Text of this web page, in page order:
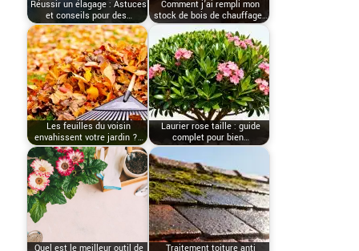
Réussir un élagage : Astuces
et conseils pour des…
Comment j’ai rempli mon
stock de bois de chauffage…
Les feuilles du voisin
envahissent votre jardin ?…
Laurier rose taille : guide
complet pour bien…
Quel est le meilleur outil de Traitement toiture anti